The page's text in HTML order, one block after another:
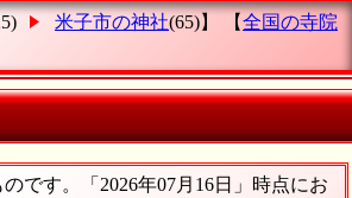
米子市の神社(65)】 【全国の寺院
です。「2026年07月16日」時点にお